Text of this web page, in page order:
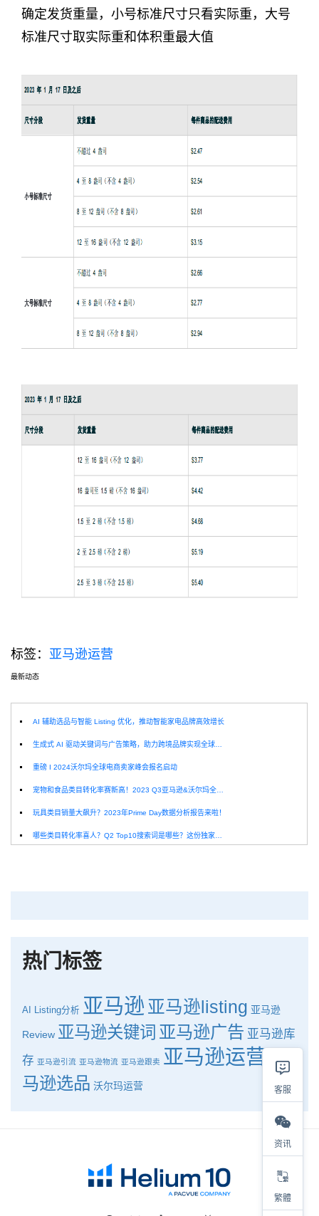
确定发货重量，小号标准尺寸只看实际重，大号
标准尺寸取实际重和体积重最大值
标签： 亚马逊运营
最新动态
AI 辅助选品与智能 Listing 优化，推动智能家电品牌高效增长
生成式 AI 驱动关键词与广告策略，助力跨境品牌实现全球增长突破
重磅 I 2024沃尔玛全球电商卖家峰会报名启动
宠物和食品类目转化率赛新高！2023 Q3亚马逊&沃尔玛全球电商CPC数据发布！
玩具类目销量大飙升？2023年Prime Day数据分析报告来啦！
哪些类目转化率喜人？Q2 Top10搜索词是哪些？这份独家报告来解答！
热门标签
AI Listing分析 亚马逊 亚马逊listing 亚马逊
Review 亚马逊关键词 亚马逊广告 亚马逊库
存 亚马逊引流 亚马逊物流 亚马逊跟卖 亚马逊运营
亚
马逊选品 沃尔玛运营 客服
资讯
繁體